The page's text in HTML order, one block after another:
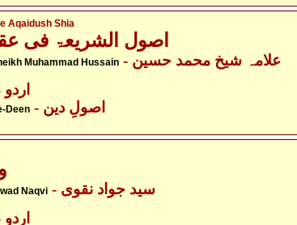
Aqaidush Shia
اصول الشریعۃ فی
Muhammad Hussain - علامہ شیخ محمد حسین
- اردو
Deen - اصولِ دین
Naqvi - سید جواد نقوی
- اردو